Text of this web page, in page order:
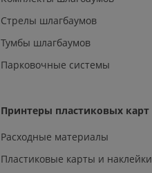
Стрелы шлагбаумов
Тумбы шлагбаумов
Парковочные системы
Принтеры пластиковых карт
Расходные материалы
Пластиковые карты и наклейки